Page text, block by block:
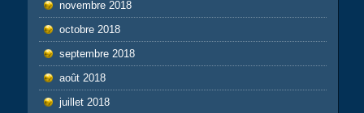
novembre 2018
octobre 2018
septembre 2018
août 2018
juillet 2018